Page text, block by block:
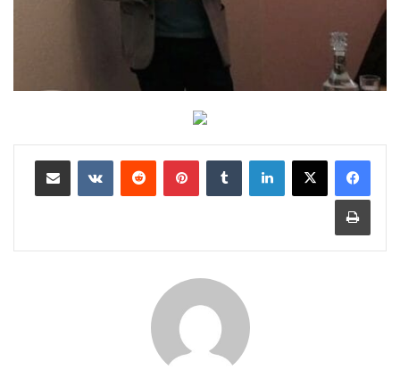
لينكدإن بينتيريست مشاركة عبر البريد
طباعة